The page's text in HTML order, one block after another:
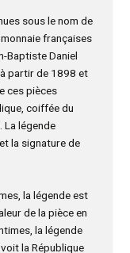
sous le nom de
françaises
Baptiste Daniel
partir de 1898 et
ces pièces
coiffée du
La légende
et la signature de
la légende est
de la pièce en
la légende
voit la République